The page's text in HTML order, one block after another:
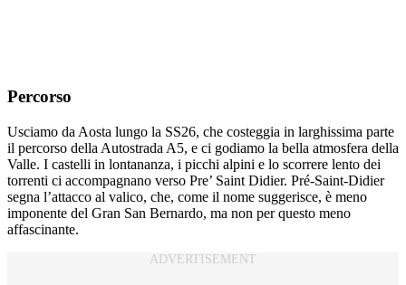
Percorso
Usciamo da Aosta lungo la SS26, che costeggia in larghissima parte
il percorso della Autostrada A5, e ci godiamo la bella atmosfera della
Valle. I castelli in lontananza, i picchi alpini e lo scorrere lento dei
torrenti ci accompagnano verso Pre’ Saint Didier. Pré-Saint-Didier
segna l’attacco al valico, che, come il nome suggerisce, è meno
imponente del Gran San Bernardo, ma non per questo meno
affascinante.